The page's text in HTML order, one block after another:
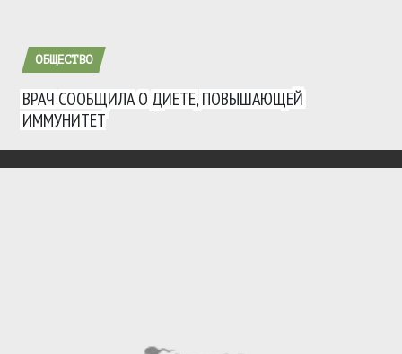
ОБЩЕСТВО
ВРАЧ СООБЩИЛА О ДИЕТЕ, ПОВЫШАЮЩЕЙ
ИММУНИТЕТ